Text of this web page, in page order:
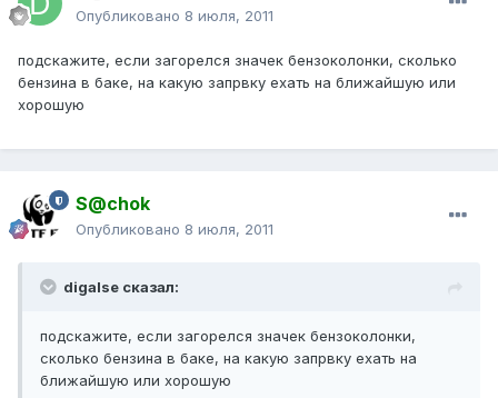
Опубликовано 8 июля, 2011
подскажите, если загорелся значек бензоколонки, сколько
бензина в баке, на какую запрвку ехать на ближайшую или
хорошую
S@chok
Опубликовано 8 июля, 2011
digalse сказал:
подскажите, если загорелся значек бензоколонки,
сколько бензина в баке, на какую запрвку ехать на
ближайшую или хорошую